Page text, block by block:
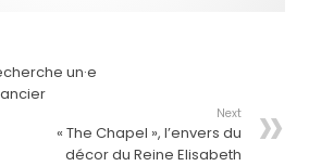
un·e
Next
« The Chapel », l’envers du
décor du Reine Elisabeth